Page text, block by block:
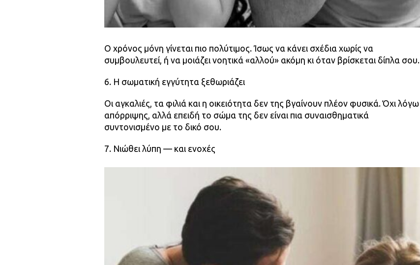
Ο χρόνος μόνη γίνεται πιο πολύτιμος. Ίσως να κάνει σχέδια χωρίς να
συμβουλευτεί, ή να μοιάζει νοητικά «αλλού» ακόμη κι όταν βρίσκεται δίπλα σου.
6. Η σωματική εγγύτητα ξεθωριάζει
Οι αγκαλιές, τα φιλιά και η οικειότητα δεν της βγαίνουν πλέον φυσικά. Όχι λόγω
απόρριψης, αλλά επειδή το σώμα της δεν είναι πια συναισθηματικά
συντονισμένο με το δικό σου.
7. Νιώθει λύπη — και ενοχές